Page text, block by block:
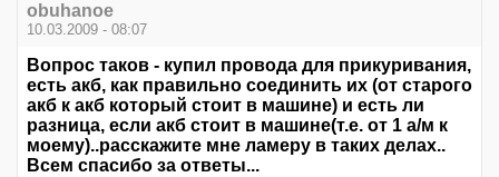
obuhanoe
10.03.2009 - 08:07
Вопрос таков - купил провода для прикуривания,
есть акб, как правильно соединить их (от старого
акб к акб который стоит в машине) и есть ли
разница, если акб стоит в машине(т.е. от 1 а/м к
моему)..расскажите мне ламеру в таких делах..
Всем спасибо за ответы...